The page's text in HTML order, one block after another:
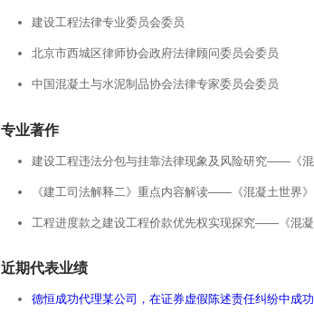
建设工程法律专业委员会委员
北京市西城区律师协会政府法律顾问委员会委员
中国混凝土与水泥制品协会法律专家委员会委员
专业著作
建设工程违法分包与挂靠法律现象及风险研究——《
《建工司法解释二》重点内容解读——《混凝土世界
工程进度款之建设工程价款优先权实现探究——《混
近期代表业绩
德恒成功代理某公司，在证券虚假陈述责任纠纷中成